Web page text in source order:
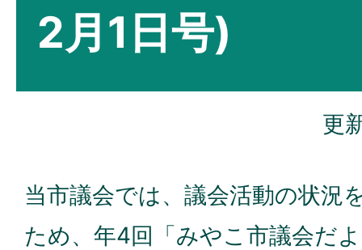
2月1日号)
更
当市議会では、議会活動の状況
ため、年4回「みやこ市議会だ